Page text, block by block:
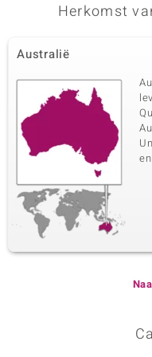
Herkomst
Australië